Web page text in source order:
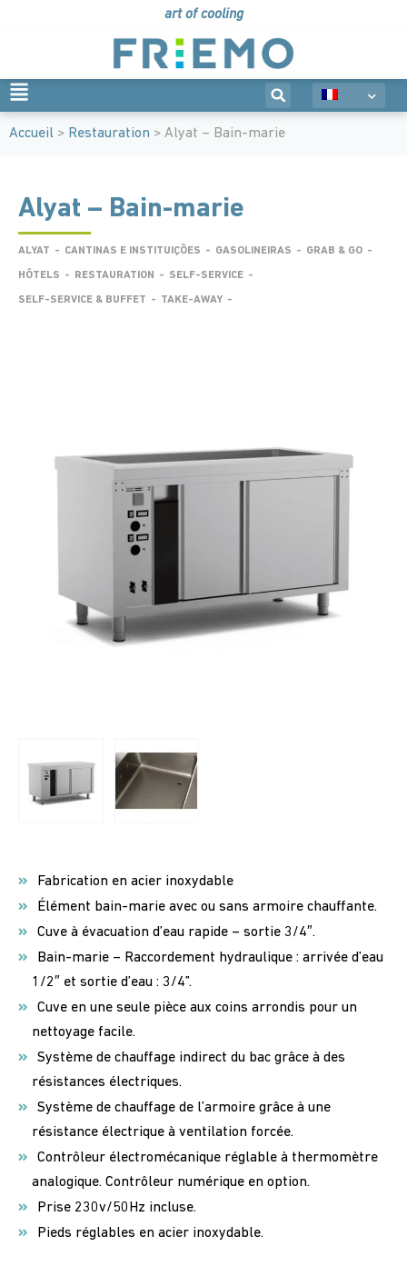
art of cooling
Accueil > Restauration > Alyat – Bain-marie
Fabrication en acier inoxydable
Élément bain-marie avec ou sans armoire chauffante.
Cuve à évacuation d’eau rapide – sortie 3/4″.
Bain-marie – Raccordement hydraulique : arrivée d’eau
1/2″ et sortie d’eau : 3/4”.
Cuve en une seule pièce aux coins arrondis pour un
nettoyage facile.
Système de chauffage indirect du bac grâce à des
résistances électriques.
Système de chauffage de l’armoire grâce à une
résistance électrique à ventilation forcée.
Contrôleur électromécanique réglable à thermomètre
analogique. Contrôleur numérique en option.
Prise 230v/50Hz incluse.
Pieds réglables en acier inoxydable.
Alyat – Bain-marie
ALYAT - CANTINAS E INSTITUIÇÕES - GASOLINEIRAS - GRAB & GO -
HÔTELS - RESTAURATION - SELF-SERVICE -
SELF-SERVICE & BUFFET - TAKE-AWAY -